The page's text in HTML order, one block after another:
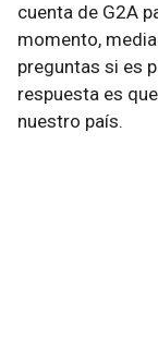
cuenta de G2A
momento,
preguntas si es
respuesta es
nuestro país.